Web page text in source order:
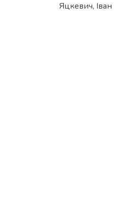
Яцкевич, Іван